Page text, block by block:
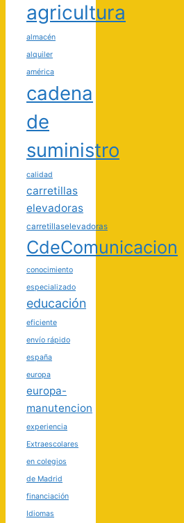
agricultura
almacén
alquiler
américa
cadena
de
suministro
calidad
carretillas
elevadoras
carretillaselevadoras
CdeComunicacion
conocimiento
especializado
educación
eficiente
envío rápido
españa
europa
europa-
manutencion
experiencia
Extraescolares
en colegios
de Madrid
financiación
Idiomas